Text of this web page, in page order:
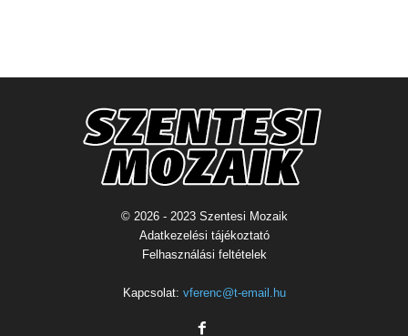
© 2026 - 2023 Szentesi Mozaik
Adatkezelési tájékoztató
Felhasználási feltételek
Kapcsolat: vferenc@t-email.hu